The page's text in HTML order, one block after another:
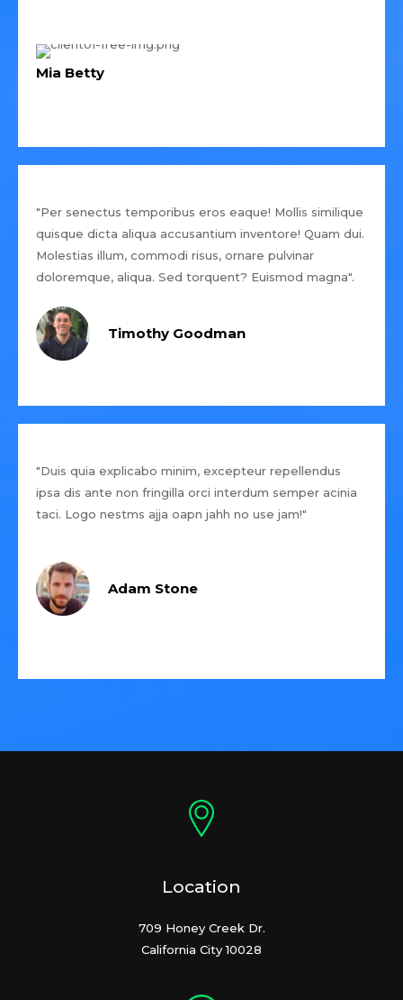
Mia Betty
"Per senectus temporibus eros eaque! Mollis similique
quisque dicta aliqua accusantium inventore! Quam dui.
Molestias illum, commodi risus, ornare pulvinar
doloremque, aliqua. Sed torquent? Euismod magna".
Timothy Goodman
"Duis quia explicabo minim, excepteur repellendus
ipsa dis ante non fringilla orci interdum semper acinia
taci. Logo nestms ajja oapn jahh no use jam!"
Adam Stone
Location
709 Honey Creek Dr.
California City 10028